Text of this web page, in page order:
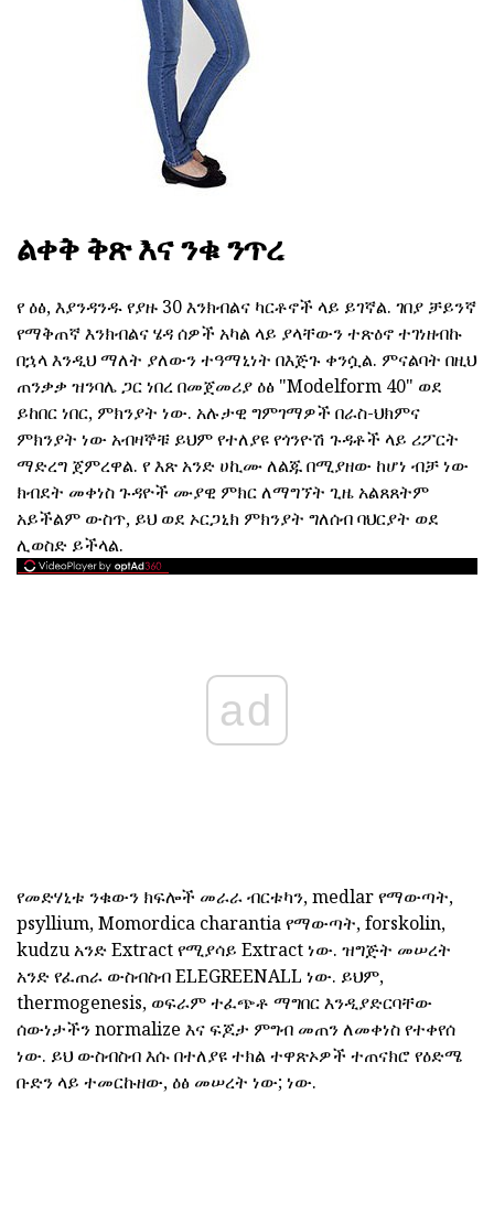
ልቀቅ ቅጽ እና ንቁ ንጥረ
የ ዕፅ, እያንዳንዱ የያዙ 30 እንክብልና ካርቶኖች ላይ ይገኛል. ገበያ ቻይንኛ
የማቅጠኛ እንክብልና ሄዳ ሰዎች አካል ላይ ያላቸውን ተጽዕኖ ተገነዘብኩ
በኋላ እንዲህ ማለት ያለውን ተዓማኒነት በእጅጉ ቀንሷል. ምናልባት በዚህ
ጠንቃቃ ዝንባሌ ጋር ነበረ በመጀመሪያ ዕፅ "Modelform 40" ወደ
ይከበር ነበር, ምክንያት ነው. አሉታዊ ግምገማዎች በራስ-ህክምና
ምክንያት ነው አብዛኞቹ ይህም የተለያዩ የጎንዮሽ ጉዳቶች ላይ ሪፖርት
ማድረግ ጀምረዋል. የ እጽ አንድ ሀኪሙ ለልጁ በሚያዘው ከሆነ ብቻ ነው
ክብደት መቀነስ ጉዳዮች ሙያዊ ምክር ለማግኘት ጊዜ አልጸጸትም
አይችልም ውስጥ, ይህ ወደ ኦርጋኒክ ምክንያት ግለሰብ ባህርያት ወደ
ሊወስድ ይችላል.
ad
የመድሃኒቱ ንቁውን ክፍሎች መራራ ብርቱካን, medlar የማውጣት,
psyllium, Momordica charantia የማውጣት, forskolin,
kudzu አንድ Extract የሚያሳይ Extract ነው. ዝግጅት መሠረት
አንድ የፈጠራ ውስብስብ ELEGREENALL ነው. ይህም,
thermogenesis, ወፍራም ተፈጭቶ ማግበር እንዲያድርባቸው
ሰውነታችን normalize እና ፍጆታ ምግብ መጠን ለመቀነስ የተቀየሰ
ነው. ይህ ውስብስብ እሱ በተለያዩ ተክል ተዋጽኦዎች ተጠናክሮ የዕድሜ
ቡድን ላይ ተመርኩዘው, ዕፅ መሠረት ነው; ነው.